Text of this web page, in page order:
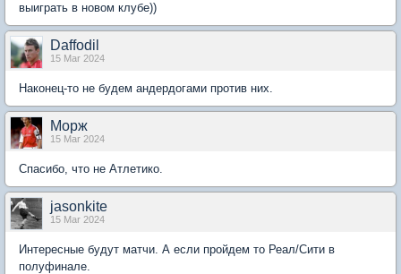
выиграть в новом клубе))
Daffodil
15 Mar 2024
Наконец-то не будем андердогами против них.
Морж
15 Mar 2024
Спасибо, что не Атлетико.
jasonkite
15 Mar 2024
Интересные будут матчи. А если пройдем то Реал/Сити в
полуфинале.